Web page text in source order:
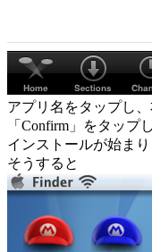
アプリ名をタップし、
「Confirm」をタップ
インストールが始まり
そうすると